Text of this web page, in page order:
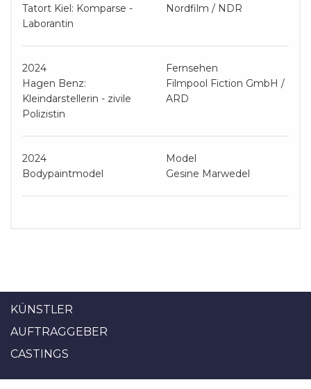
Tatort Kiel: Komparse -
Laborantin
Nordfilm / NDR
2024
Fernsehen
Hagen Benz:
Kleindarstellerin - zivile
Polizistin
Filmpool Fiction GmbH /
ARD
2024
Model
Bodypaintmodel
Gesine Marwedel
KÜNSTLER
AUFTRAGGEBER
CASTINGS